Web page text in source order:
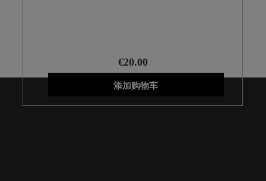
€20.00
添加购物车